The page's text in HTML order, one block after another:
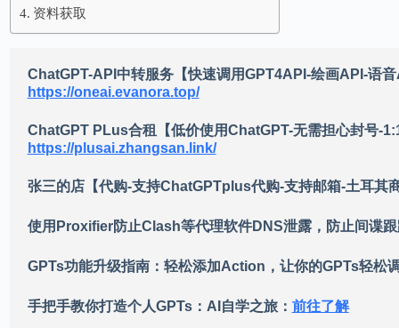
资料获取
ChatGPT-API中转服务【快速调用GPT4API-绘画API-语
https://oneai.evanora.top/
ChatGPT PLus合租【低价使用ChatGPT-无需担心封号-
https://plusai.zhangsan.link/
张三的店【代购-支持ChatGPTplus代购-支持邮箱-土耳其
使用Proxifier防止Clash等代理软件DNS泄露，防止间谍
GPTs功能升级指南：轻松添加Action，让你的GPTs轻松
手把手教你打造个人GPTs：AI自学之旅： 前往了解